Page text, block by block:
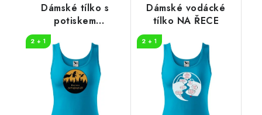
Dámské tílko s
potiskem
Dobrodružství
2 + 1
Dámské vodácké
tílko NA ŘECE
2 + 1